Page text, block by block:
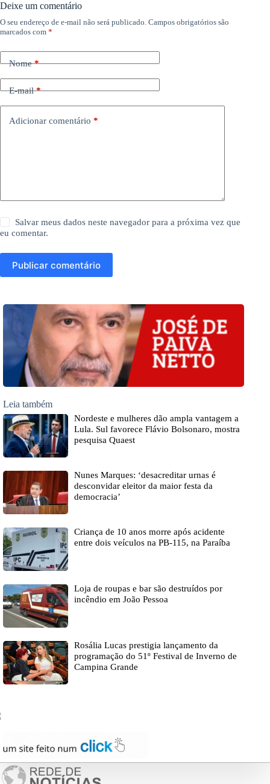
Deixe um comentário
O seu endereço de e-mail não será publicado. Campos obrigatórios são
marcados com *
Nome*
E-mail*
Adicionar comentário *
Salvar meus dados neste navegador para a próxima vez que
eu comentar.
Publicar comentário
Leia também
Nordeste e mulheres dão ampla vantagem a
Lula. Sul favorece Flávio Bolsonaro, mostra
pesquisa Quaest
Nunes Marques: ‘desacreditar urnas é
desconvidar eleitor da maior festa da
democracia’
Criança de 10 anos morre após acidente
entre dois veículos na PB-115, na Paraíba
Loja de roupas e bar são destruídos por
incêndio em João Pessoa
Rosália Lucas prestigia lançamento da
programação do 51º Festival de Inverno de
Campina Grande